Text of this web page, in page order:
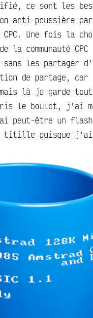
ce sont les
anti-poussière
CPC. Une fois la
la communauté
sans les partager
de partage,
là je garde
le boulot, j’ai
être un flash
titille puisque